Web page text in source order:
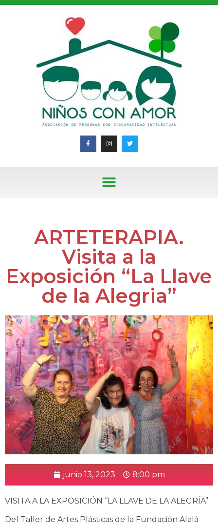
ARTETERAPIA.
Visita a la
Exposición “La Llave
de la Alegria”
junio 13, 2023 8:00 pm
VISITA A LA EXPOSICIÓN “LA LLAVE DE LA ALEGRÍA”
Del Taller de Artes Plásticas de la Fundación Alalá